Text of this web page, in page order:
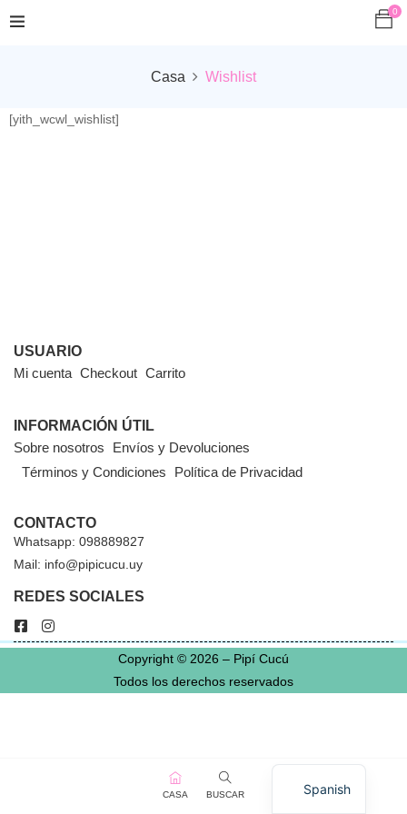
0
Casa Wishlist
[yith_wcwl_wishlist]
USUARIO
Mi cuenta Checkout Carrito
INFORMACIÓN ÚTIL
Sobre nosotros
Envíos y Devoluciones
Términos y Condiciones
Política de Privacidad
CONTACTO
Whatsapp: 098889827
Mail: info@pipicucu.uy
REDES SOCIALES
Copyright © 2026 – Pipí Cucú
Todos los derechos reservados
CASA BUSCAR Spanish